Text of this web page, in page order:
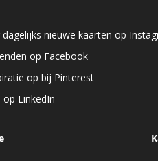
nieuwe kaarten op
op Facebook
op bij Pinterest
op LinkedIn